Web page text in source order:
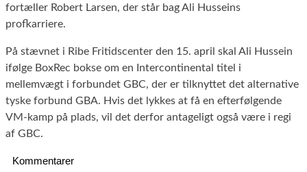
fortæller Robert Larsen, der står bag Ali Husseins
profkarriere.
På stævnet i Ribe Fritidscenter den 15. april skal Ali Hussein
ifølge BoxRec bokse om en Intercontinental titel i
mellemvægt i forbundet GBC, der er tilknyttet det alternative
tyske forbund GBA. Hvis det lykkes at få en efterfølgende
VM-kamp på plads, vil det derfor antageligt også være i regi
af GBC.
Kommentarer